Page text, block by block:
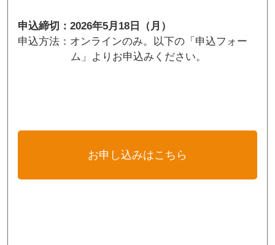
申込締切：2026年5月18日（月）
申込方法：オンラインのみ。以下の「申込フォー
ム」よりお申込みください。
お申し込みはこちら